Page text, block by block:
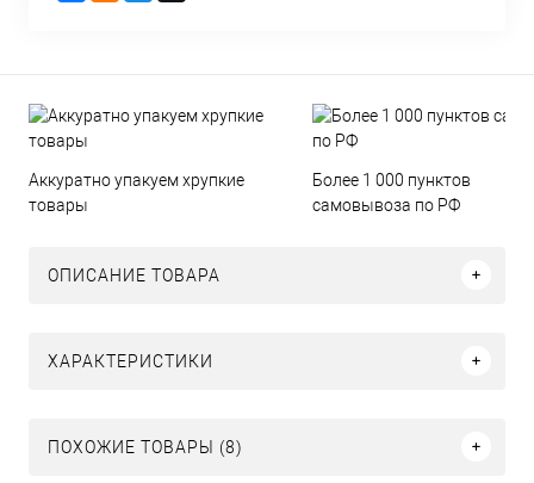
Аккуратно упакуем хрупкие
товары
Более 1 000 пунктов
самовывоза по РФ
ОПИСАНИЕ ТОВАРА
ХАРАКТЕРИСТИКИ
ПОХОЖИЕ ТОВАРЫ (8)